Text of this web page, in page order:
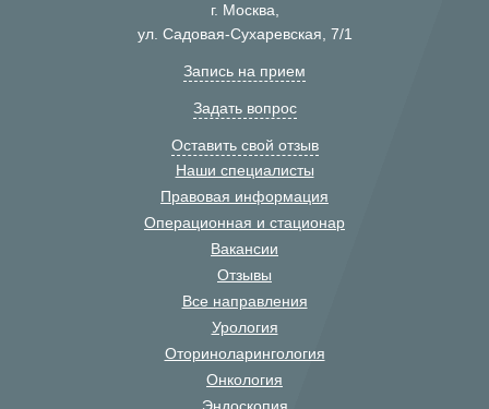
г. Москва,
ул. Садовая-Сухаревская, 7/1
Запись на прием
Задать вопрос
Оставить свой отзыв
Наши специалисты
Правовая информация
Операционная и стационар
Вакансии
Отзывы
Все направления
Урология
Оториноларингология
Онкология